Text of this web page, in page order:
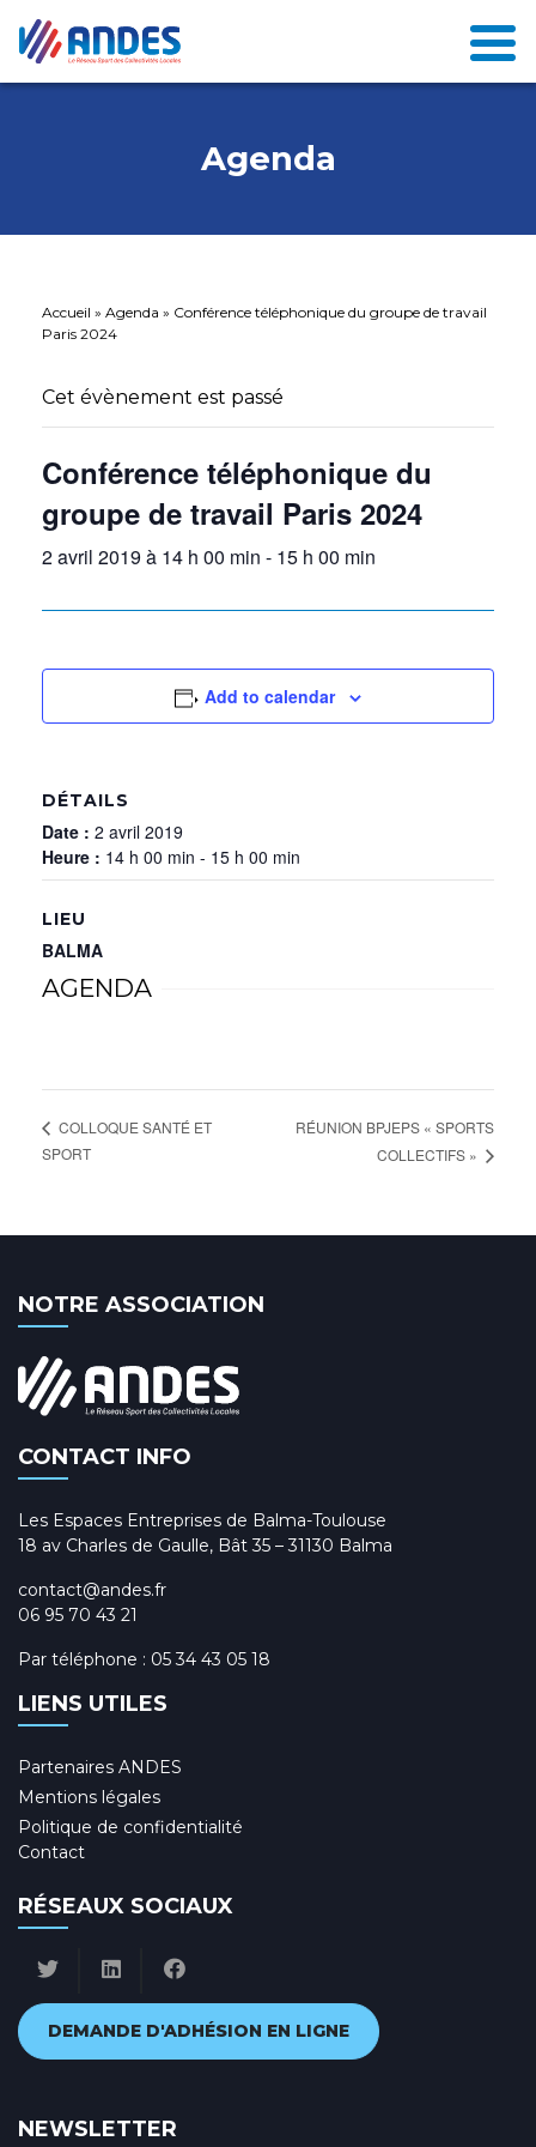
Agenda
Accueil » Agenda » Conférence téléphonique du groupe de travail
Paris 2024
Cet évènement est passé
Conférence téléphonique du
groupe de travail Paris 2024
2 avril 2019 à 14 h 00 min - 15 h 00 min
Add to calendar
DÉTAILS
Date : 2 avril 2019
Heure : 14 h 00 min - 15 h 00 min
LIEU
BALMA
AGENDA
COLLOQUE SANTÉ ET
SPORT
RÉUNION BPJEPS « SPORTS
COLLECTIFS »
NOTRE ASSOCIATION
CONTACT INFO
Les Espaces Entreprises de Balma-Toulouse
18 av Charles de Gaulle, Bât 35 – 31130 Balma
contact@andes.fr
06 95 70 43 21
Par téléphone : 05 34 43 05 18
LIENS UTILES
Partenaires ANDES
Mentions légales
Politique de confidentialité
Contact
RÉSEAUX SOCIAUX
DEMANDE D'ADHÉSION EN LIGNE
NEWSLETTER